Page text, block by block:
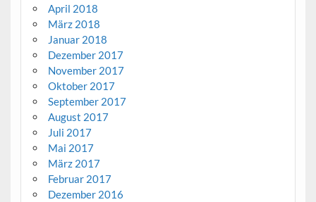
April 2018
März 2018
Januar 2018
Dezember 2017
November 2017
Oktober 2017
September 2017
August 2017
Juli 2017
Mai 2017
März 2017
Februar 2017
Dezember 2016